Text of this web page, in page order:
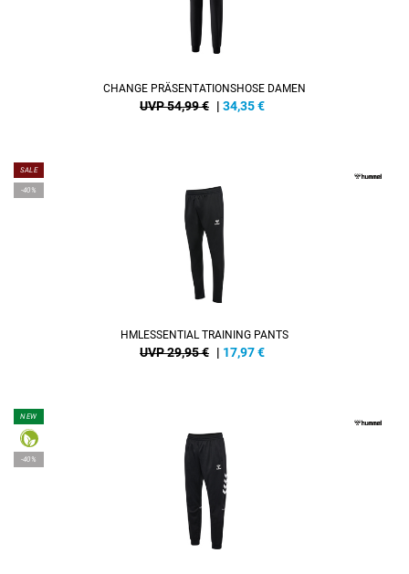
CHANGE PRÄSENTATIONSHOSE DAMEN
UVP 54,99 € | 34,35€
SALE
-40%
HMLESSENTIAL TRAINING PANTS
UVP 29,95 € | 17,97€
NEW
-40%